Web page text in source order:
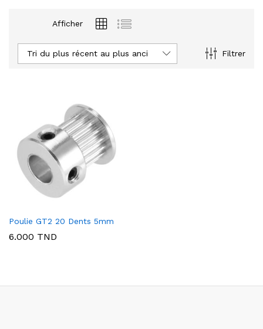
Afficher
Filtrer
Tri du plus récent au plus ancien
Poulie GT2 20 Dents 5mm
6.000 TND